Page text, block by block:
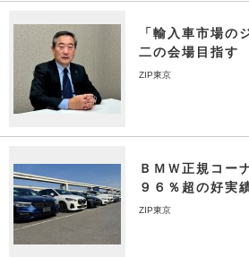
「輸入車市場の
二の会場目指す
ZIP東京
ＢＭＷ正規コー
９６％超の好実
ZIP東京